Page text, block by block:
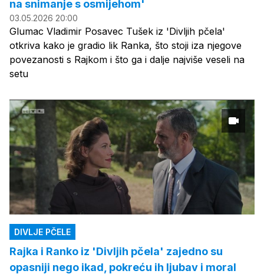
na snimanje s osmijehom'
03.05.2026 20:00
Glumac Vladimir Posavec Tušek iz 'Divljih pčela'
otkriva kako je gradio lik Ranka, što stoji iza njegove
povezanosti s Rajkom i što ga i dalje najviše veseli na
setu
DIVLJE PČELE
Rajka i Ranko iz 'Divljih pčela' zajedno su
opasniji nego ikad, pokreću ih ljubav i moral